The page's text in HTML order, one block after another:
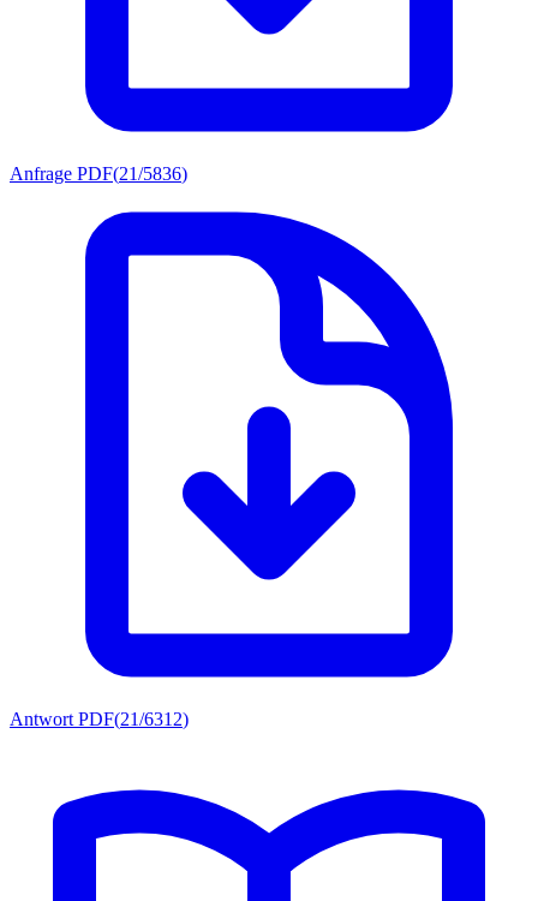
Anfrage PDF(21/5836)
Antwort PDF(21/6312)